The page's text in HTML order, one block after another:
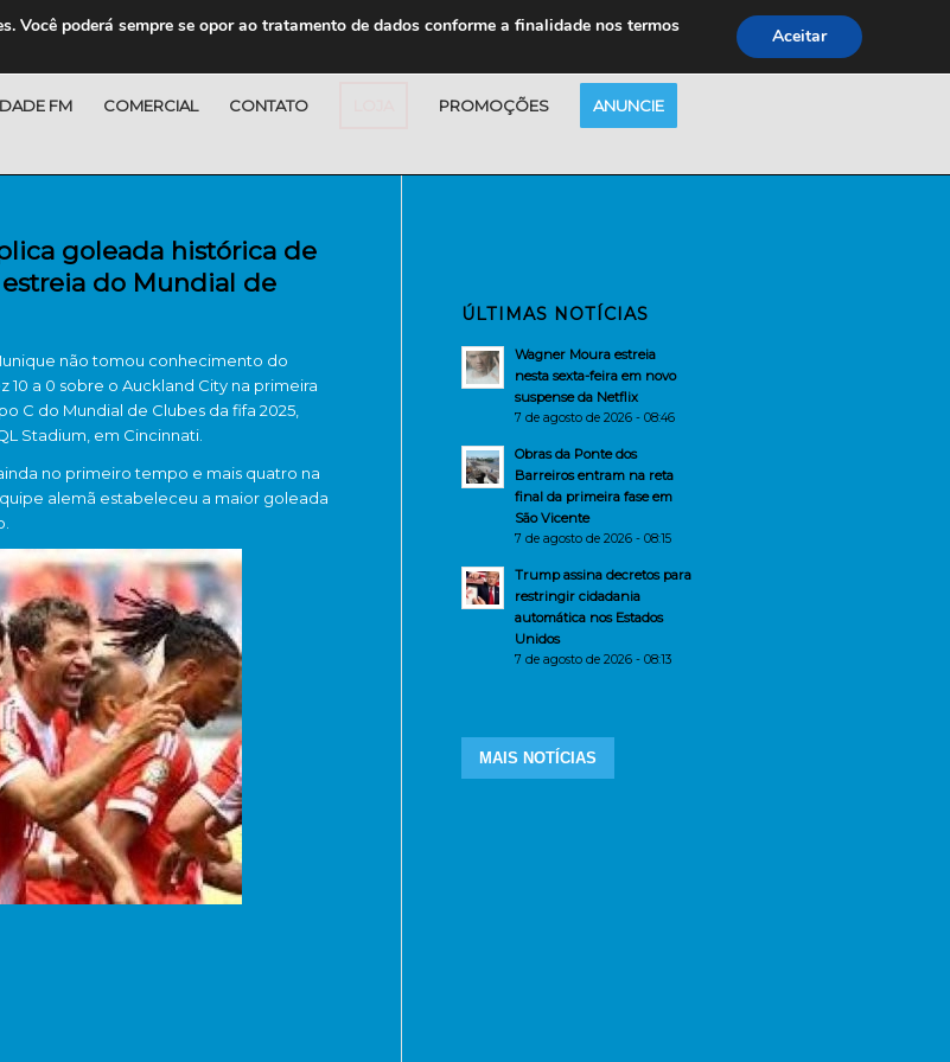
FM COMERCIAL CONTATO PROMOÇÕES ANUNCIE
goleada histórica de
estreia do Mundial de
não tomou conhecimento do
10 a 0 sobre o Auckland City na primeira
C do Mundial de Clubes da fifa 2025,
Stadium, em Cincinnati.
no primeiro tempo e mais quatro na
alemã estabeleceu a maior goleada
ÚLTIMAS NOTÍCIAS
Wagner Moura estreia
nesta sexta-feira em novo
suspense da Netflix
7 de agosto de 2026 - 08:46
Obras da Ponte dos
Barreiros entram na reta
final da primeira fase em
São Vicente
7 de agosto de 2026 - 08:15
Trump assina decretos para
restringir cidadania
automática nos Estados
Unidos
7 de agosto de 2026 - 08:13
MAIS NOTÍCIAS
Você poderá sempre se opor ao tratamento de dados conforme a finalidade nos termos
Aceitar